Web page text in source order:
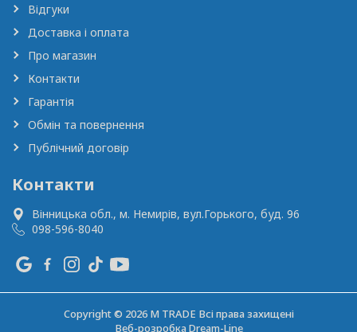
Відгуки
Доставка і оплата
Про магазин
Контакти
Гарантія
Обмін та повернення
Публічний договір
Контакти
Вінницька обл., м. Немирів, вул.Горького, буд. 96
098-596-8040
Copyright © 2026 M TRADE Всі права захищені
Веб-розробкаDream-Line